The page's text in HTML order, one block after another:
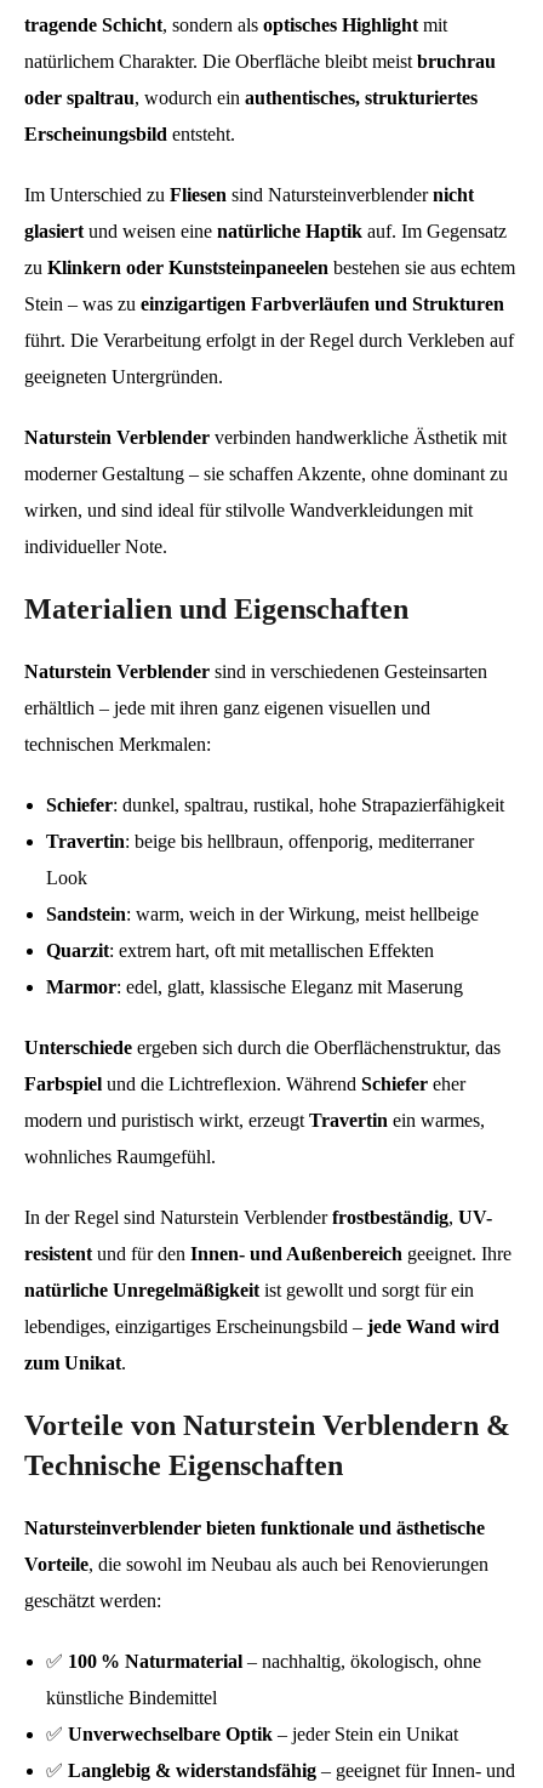
tragende Schicht, sondern als optisches Highlight mit
natürlichem Charakter. Die Oberfläche bleibt meist bruchrau
oder spaltrau, wodurch ein authentisches, strukturiertes
Erscheinungsbild entsteht.
Im Unterschied zu Fliesen sind Natursteinverblendernicht
glasiert und weisen eine natürliche Haptik auf. Im Gegensatz
zu Klinkern oder Kunststeinpaneelen bestehen sie aus echtem
Stein – was zu einzigartigen Farbverläufen und Strukturen
führt. Die Verarbeitung erfolgt in der Regel durch Verkleben auf
geeigneten Untergründen.
Naturstein Verblender verbinden handwerkliche Ästhetik mit
moderner Gestaltung – sie schaffen Akzente, ohne dominant zu
wirken, und sind ideal für stilvolle Wandverkleidungen mit
individueller Note.
Materialien und Eigenschaften
Naturstein Verblender sind in verschiedenen Gesteinsarten
erhältlich – jede mit ihren ganz eigenen visuellen und
technischen Merkmalen:
Schiefer: dunkel, spaltrau, rustikal, hohe Strapazierfähigkeit
Travertin: beige bis hellbraun, offenporig, mediterraner
Look
Sandstein: warm, weich in der Wirkung, meist hellbeige
Quarzit: extrem hart, oft mit metallischen Effekten
Marmor: edel, glatt, klassische Eleganz mit Maserung
Unterschiede ergeben sich durch die Oberflächenstruktur, das
Farbspiel und die Lichtreflexion. Während Schiefer eher
modern und puristisch wirkt, erzeugt Travertin ein warmes,
wohnliches Raumgefühl.
In der Regel sind Naturstein Verblenderfrostbeständig, UV-
resistent und für den Innen- und Außenbereich geeignet. Ihre
natürliche Unregelmäßigkeit ist gewollt und sorgt für ein
lebendiges, einzigartiges Erscheinungsbild – jede Wand wird
zum Unikat.
Vorteile von Naturstein Verblendern &
Technische Eigenschaften
Natursteinverblender bieten funktionale und ästhetische
Vorteile, die sowohl im Neubau als auch bei Renovierungen
geschätzt werden:
✅ 100 % Naturmaterial – nachhaltig, ökologisch, ohne
künstliche Bindemittel
✅ Unverwechselbare Optik – jeder Stein ein Unikat
✅ Langlebig & widerstandsfähig – geeignet für Innen- und